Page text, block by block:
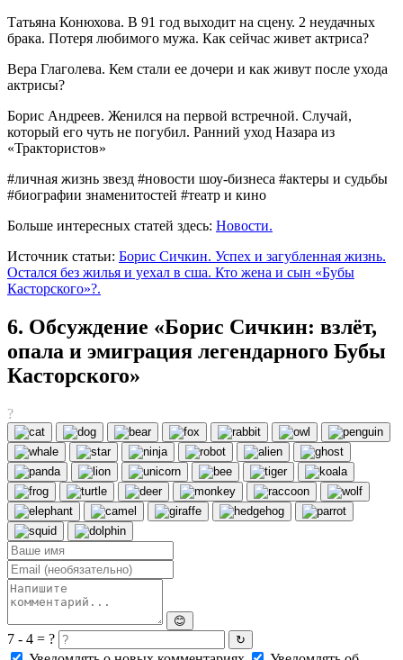
Татьяна Конюхова. В 91 год выходит на сцену. 2 неудачных
брака. Потеря любимого мужа. Как сейчас живет актриса?
Вера Глаголева. Кем стали ее дочери и как живут после ухода
актрисы?
Борис Андреев. Женился на первой встречной. Случай,
который его чуть не погубил. Ранний уход Назара из
«Трактористов»
#личная жизнь звезд #новости шоу-бизнеса #актеры и судьбы
#биографии знаменитостей #театр и кино
Больше интересных статей здесь: Новости.
Источник статьи: Борис Сичкин. Успех и загубленная жизнь.
Остался без жилья и уехал в сша. Кто жена и сын «Бубы
Касторского»?.
6. Обсуждение «Борис Сичкин: взлёт,
опала и эмиграция легендарного Бубы
Касторского»
?
😊
7 - 4 = ? ↻